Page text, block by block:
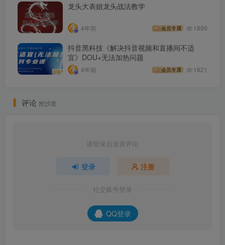
龙头大表姐龙头战法教学
4年前 会员专属 1899
抖音黑科技《解决抖音视频和直播间不适
宜》DOU+无法加热问题
4年前 会员专属 1821
评论 抢沙发
请登录后发表评论
登录 注册
社交账号登录
QQ登录